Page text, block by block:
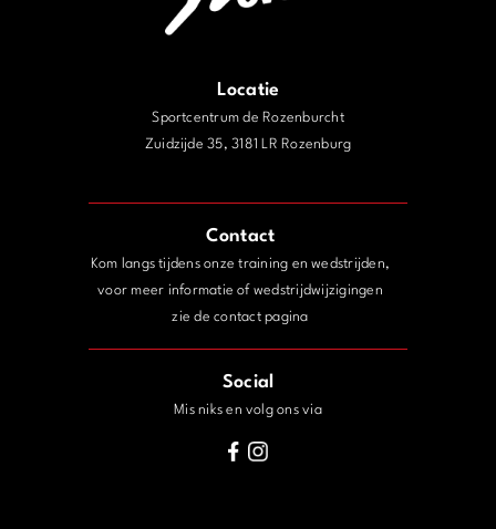
Locatie
Sportcentrum de Rozenburcht
Zuidzijde 35, 3181 LR Rozenburg
Contact
Kom langs tijdens onze training en wedstrijden,
voor meer informatie of wedstrijdwijzigingen
zie de contact pagina
Social
Mis niks en volg ons via